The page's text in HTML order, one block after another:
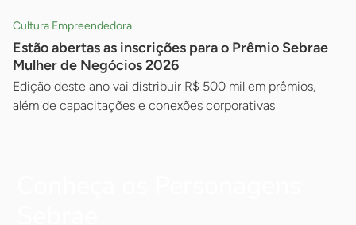
Cultura Empreendedora
Estão abertas as inscrições para o Prêmio Sebrae
Mulher de Negócios 2026
Edição deste ano vai distribuir R$ 500 mil em prêmios,
além de capacitações e conexões corporativas